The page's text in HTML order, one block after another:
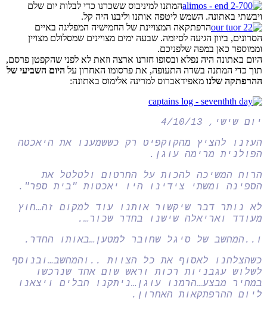
המתנו למיניבוס ששכרנו כדי לבלות יום שלם
ויבשתי באתונה. השמש ליטפה אותנו וליבנו היה קל.
הרפתקאה המצויינת של החמישיה המפליגה באיים
הסרונים, ביוון הגיעה לסיומה. שבעה ימים מצויינים שמסלולם מצויין
וממוספר כאן במפה שלפניכם.
היום באתונה היה נפלא ובסופו חזרנו ארצה וזאת לא לפני שהקפטן פרסם,
תוך כדי המתנה בשדה התעופה, את פרסומו האחרון עלהיום השביעי של
ההרפתקה שלנומאפידאברוס למרינה אלימוס באתונה:
יום שישי, 4/10/13
העזנו להציץ מהקוקפיט רק כששמענו את היאכטה
הפולנית מרימה עוגן.
הרוח המשיכה להכות על החרטום ולטלטל את
הספינה ומשתי צידינו היו יאכטות "בית ספר".
לא נותר דבר שיקשור אותנו עוד למקום זה…חוץ
מעודד ואריאלה שישנו בחדר שכור….
ו..המחשב של סיגל שחובר למטען…באותו החדר.
כשהצלחנו לאסוף את כל הצוות ..והמחשב…ובנוסף
לשלוש עגבניות רכות וראש שום אחד שנרכשו
במחיר מבצע…הרמנו עוגן…ניתקנו חבלים ויצאנו
ליום ההרפתקאות האחרון.